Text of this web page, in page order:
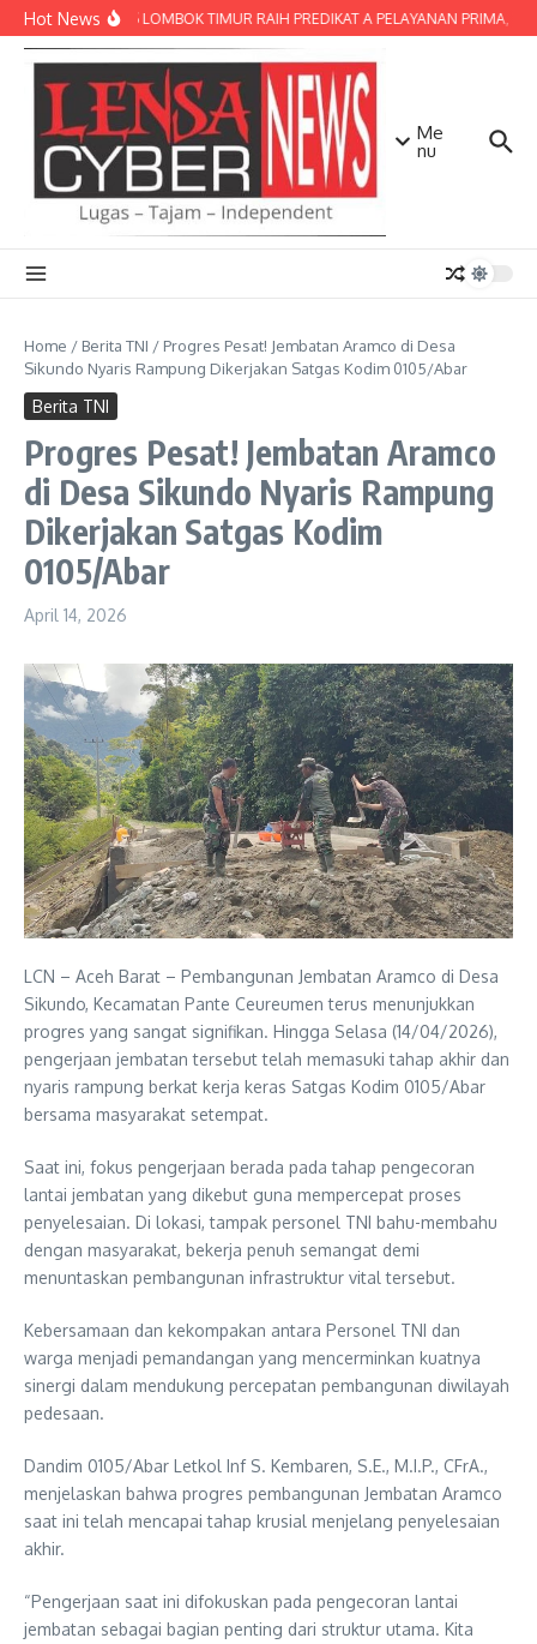
Lewati ke konten
Hot NewsPOLRES LOMBOK TIMUR RAIH PREDIKAT A PELAYANAN PRIMA,
Me
nu
Home / Berita TNI / Progres Pesat! Jembatan Aramco di Desa
Sikundo Nyaris Rampung Dikerjakan Satgas Kodim 0105/Abar
Berita TNI
Progres Pesat! Jembatan Aramco
di Desa Sikundo Nyaris Rampung
Dikerjakan Satgas Kodim
0105/Abar
April 14, 2026
LCN – Aceh Barat – Pembangunan Jembatan Aramco di Desa
Sikundo, Kecamatan Pante Ceureumen terus menunjukkan
progres yang sangat signifikan. Hingga Selasa (14/04/2026),
pengerjaan jembatan tersebut telah memasuki tahap akhir dan
nyaris rampung berkat kerja keras Satgas Kodim 0105/Abar
bersama masyarakat setempat.
Saat ini, fokus pengerjaan berada pada tahap pengecoran
lantai jembatan yang dikebut guna mempercepat proses
penyelesaian. Di lokasi, tampak personel TNI bahu-membahu
dengan masyarakat, bekerja penuh semangat demi
menuntaskan pembangunan infrastruktur vital tersebut.
Kebersamaan dan kekompakan antara Personel TNI dan
warga menjadi pemandangan yang mencerminkan kuatnya
sinergi dalam mendukung percepatan pembangunan diwilayah
pedesaan.
Dandim 0105/Abar Letkol Inf S. Kembaren, S.E., M.I.P., CFrA.,
menjelaskan bahwa progres pembangunan Jembatan Aramco
saat ini telah mencapai tahap krusial menjelang penyelesaian
akhir.
“Pengerjaan saat ini difokuskan pada pengecoran lantai
jembatan sebagai bagian penting dari struktur utama. Kita